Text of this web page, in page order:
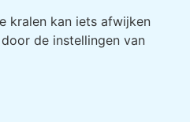
kralen kan iets afwijken
de instellingen van